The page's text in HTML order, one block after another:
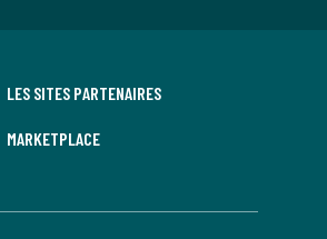
LES SITES PARTENAIRES
MARKETPLACE